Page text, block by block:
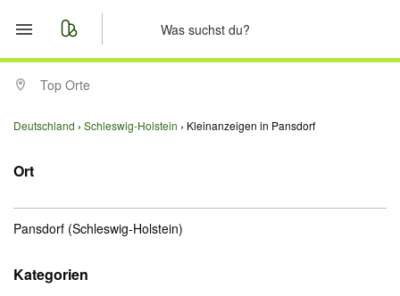
Start
Merkliste
Anzeige aufgeben
Top Orte
Deutschland Schleswig-Holstein Kleinanzeigen in Pansdorf
Ort
Pansdorf (Schleswig-Holstein)
Kategorien